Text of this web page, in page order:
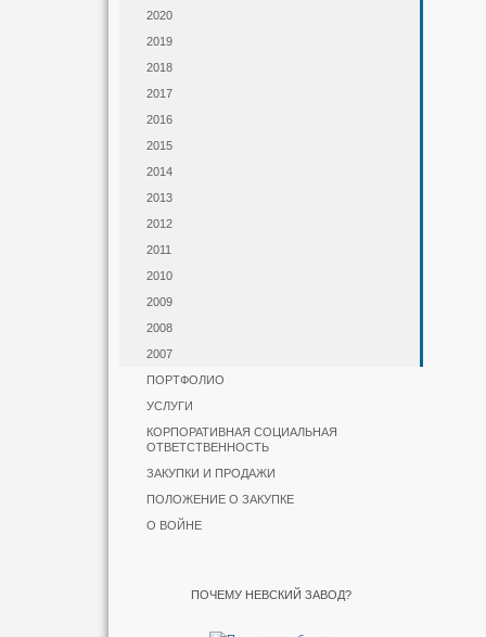
2020
2019
2018
2017
2016
2015
2014
2013
2012
2011
2010
2009
2008
2007
ПОРТФОЛИО
УСЛУГИ
КОРПОРАТИВНАЯ СОЦИАЛЬНАЯ
ОТВЕТСТВЕННОСТЬ
ЗАКУПКИ И ПРОДАЖИ
ПОЛОЖЕНИЕ О ЗАКУПКЕ
О ВОЙНЕ
ПОЧЕМУ НЕВСКИЙ ЗАВОД?